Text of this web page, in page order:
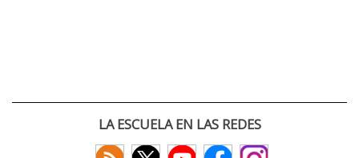
LA ESCUELA EN LAS REDES